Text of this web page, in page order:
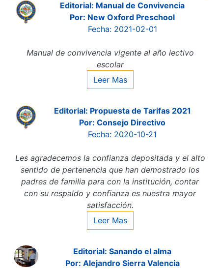
Editorial: Manual de Convivencia
Por: New Oxford Preschool
Fecha: 2021-02-01
Manual de convivencia vigente al año lectivo
escolar
Leer Mas
Editorial: Propuesta de Tarifas 2021
Por: Consejo Directivo
Fecha: 2020-10-21
Les agradecemos la confianza depositada y el alto
sentido de pertenencia que han demostrado los
padres de familia para con la institución, contar
con su respaldo y confianza es nuestra mayor
satisfacción.
Leer Mas
Editorial: Sanando el alma
Por: Alejandro Sierra Valencia